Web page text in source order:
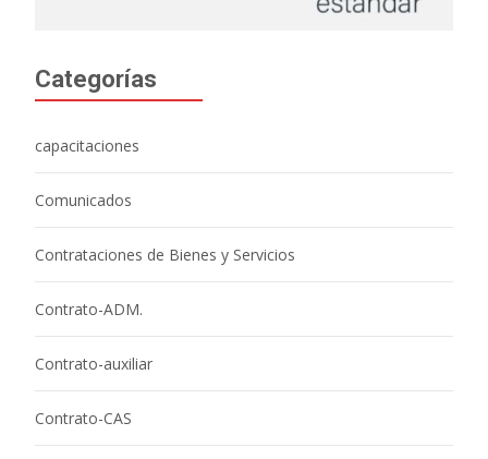
Categorías
capacitaciones
Comunicados
Contrataciones de Bienes y Servicios
Contrato-ADM.
Contrato-auxiliar
Contrato-CAS